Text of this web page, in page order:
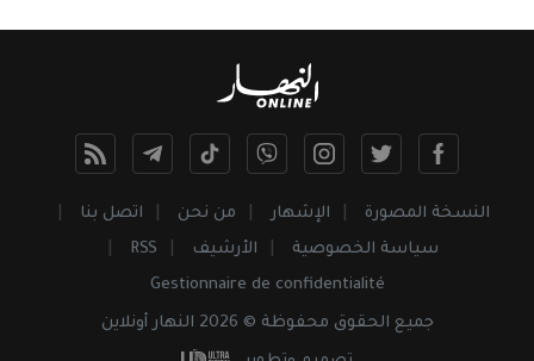
النسخة المصورة الإشهار من نحن
اتصل بنا
سياسة الخصوصية
الأرشيف
RSS
Gestionnaire de confidentialité
جميع الحقوق محفوظة © 2026 النهار أونلاين